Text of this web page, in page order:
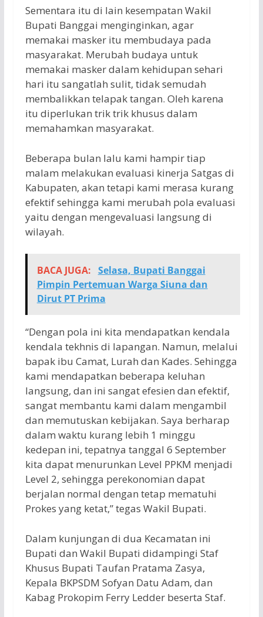
Sementara itu di lain kesempatan Wakil
Bupati Banggai menginginkan, agar
memakai masker itu membudaya pada
masyarakat. Merubah budaya untuk
memakai masker dalam kehidupan sehari
hari itu sangatlah sulit, tidak semudah
membalikkan telapak tangan. Oleh karena
itu diperlukan trik trik khusus dalam
memahamkan masyarakat.
Beberapa bulan lalu kami hampir tiap
malam melakukan evaluasi kinerja Satgas di
Kabupaten, akan tetapi kami merasa kurang
efektif sehingga kami merubah pola evaluasi
yaitu dengan mengevaluasi langsung di
wilayah.
BACA JUGA: Selasa, Bupati Banggai
Pimpin Pertemuan Warga Siuna dan
Dirut PT Prima
“Dengan pola ini kita mendapatkan kendala
kendala tekhnis di lapangan. Namun, melalui
bapak ibu Camat, Lurah dan Kades. Sehingga
kami mendapatkan beberapa keluhan
langsung, dan ini sangat efesien dan efektif,
sangat membantu kami dalam mengambil
dan memutuskan kebijakan. Saya berharap
dalam waktu kurang lebih 1 minggu
kedepan ini, tepatnya tanggal 6 September
kita dapat menurunkan Level PPKM menjadi
Level 2, sehingga perekonomian dapat
berjalan normal dengan tetap mematuhi
Prokes yang ketat,” tegas Wakil Bupati.
Dalam kunjungan di dua Kecamatan ini
Bupati dan Wakil Bupati didampingi Staf
Khusus Bupati Taufan Pratama Zasya,
Kepala BKPSDM Sofyan Datu Adam, dan
Kabag Prokopim Ferry Ledder beserta Staf.